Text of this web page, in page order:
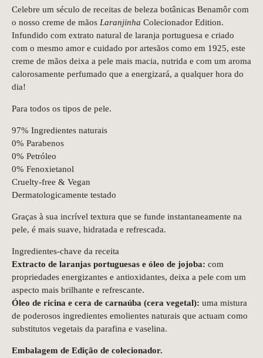
Celebre um século de receitas de beleza botânicas Benamôr com
o nosso creme de mãos Laranjinha Colecionador Edition.
Infundido com extrato natural de laranja portuguesa e criado
com o mesmo amor e cuidado por artesãos como em 1925, este
creme de mãos deixa a pele mais macia, nutrida e com um aroma
calorosamente perfumado que a energizará, a qualquer hora do
dia!
Para todos os tipos de pele.
97% Ingredientes naturais
0% Parabenos
0% Petróleo
0% Fenoxietanol
Cruelty-free & Vegan
Dermatologicamente testado
Graças à sua incrível textura que se funde instantaneamente na
pele, é mais suave, hidratada e refrescada.
Ingredientes-chave da receita
Extracto de laranjas portuguesas e óleo de jojoba: com
propriedades energizantes e antioxidantes, deixa a pele com um
aspecto mais brilhante e refrescante.
Óleo de ricina e cera de carnaúba (cera vegetal): uma mistura
de poderosos ingredientes emolientes naturais que actuam como
substitutos vegetais da parafina e vaselina.
Embalagem de Edição de colecionador.